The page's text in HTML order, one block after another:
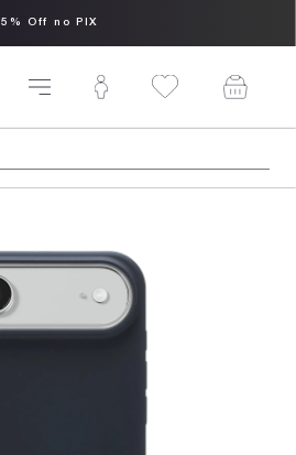
5% Off no PIX